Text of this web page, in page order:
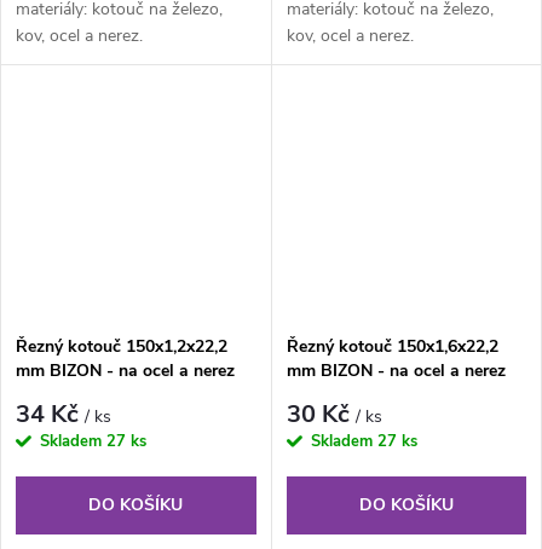
materiály: kotouč na železo,
kov, ocel a nerez.
materiály: kotouč na železo,
kov, ocel a nerez.
Řezný kotouč 150x1,2x22,2
mm BIZON - na ocel a nerez
34 Kč/ ks
Skladem 27 ks
DO KOŠÍKU
Řezný kotouč 150x1,6x22,2
mm BIZON - na ocel a nerez
30 Kč/ ks
Skladem 27 ks
DO KOŠÍKU